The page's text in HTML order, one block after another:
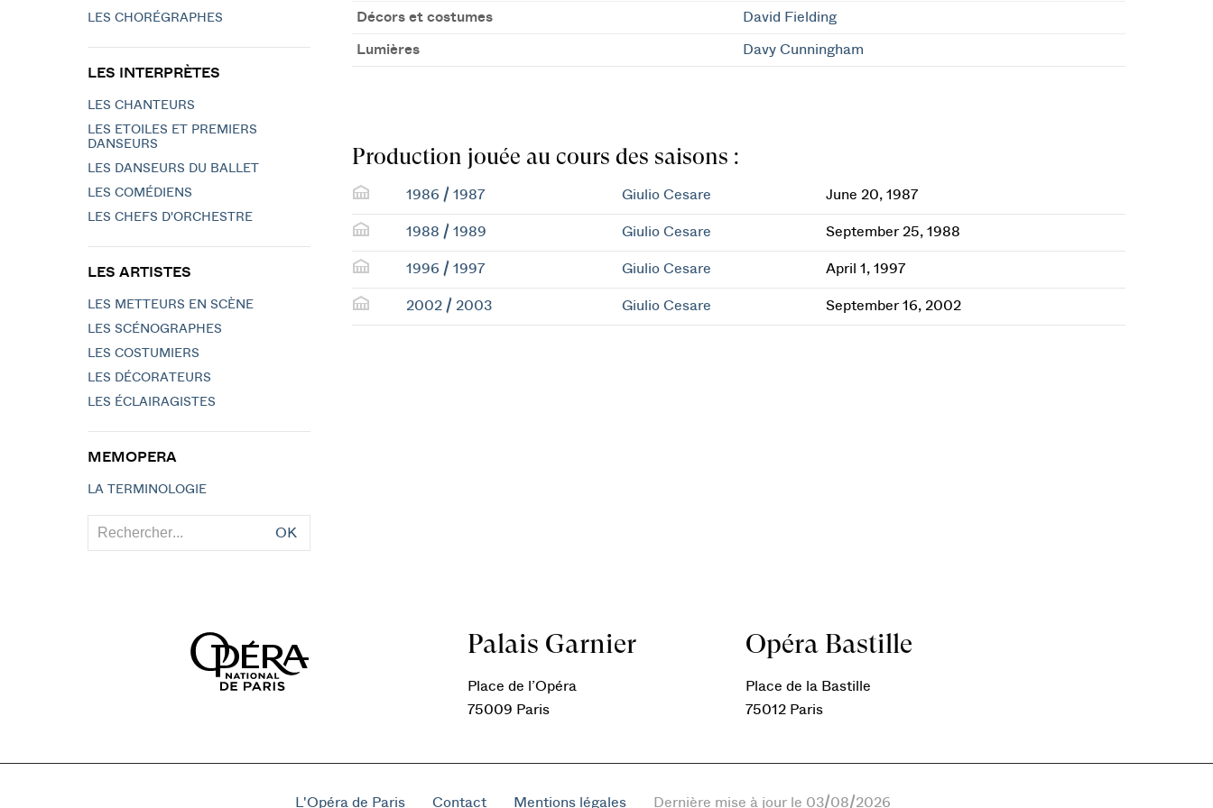
Décors et costumes David Fielding
Lumières Davy Cunningham
Production jouée au cours des saisons :
1986 / 1987 Giulio Cesare June 20, 1987
1988 / 1989 Giulio Cesare September 25, 1988
1996 / 1997 Giulio Cesare April 1, 1997
2002 / 2003 Giulio Cesare September 16, 2002
LES CHORÉGRAPHES
LES INTERPRÈTES
LES CHANTEURS
LES ETOILES ET PREMIERS
DANSEURS
LES DANSEURS DU BALLET
LES COMÉDIENS
LES CHEFS D'ORCHESTRE
LES ARTISTES
LES METTEURS EN SCÈNE
LES SCÉNOGRAPHES
LES COSTUMIERS
LES DÉCORATEURS
LES ÉCLAIRAGISTES
MEMOPERA
LA TERMINOLOGIE
OK
Palais Garnier
Place de l’Opéra
75009 Paris
Opéra Bastille
Place de la Bastille
75012 Paris
L'Opéra de Paris Contact Mentions légales Dernière mise à jour le 03/08/2026